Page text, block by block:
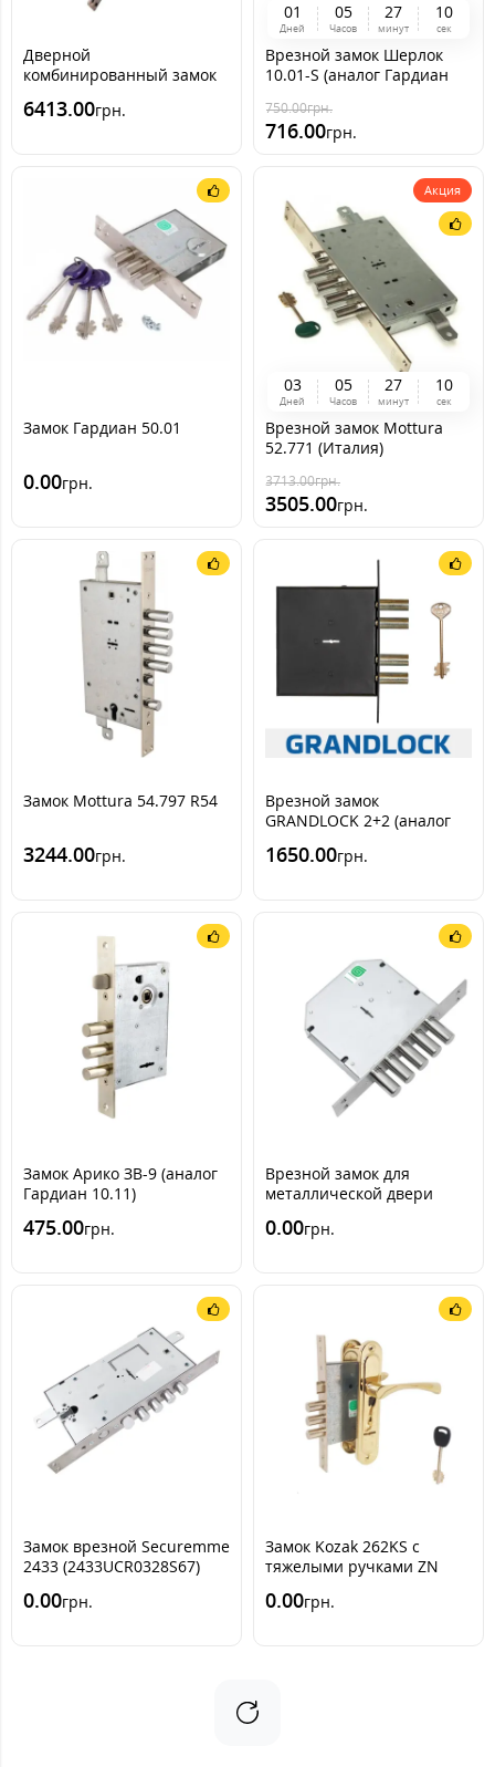
Дверной
комбинированный замок
(Италия)
6413.00грн.
01
Дней
05
Часов
27
минут
09
сек
Врезной замок Шерлок
10.01-S (аналог Гардиан
750.00грн.
716.00грн.
Замок Гардиан 50.01
0.00грн.
Акция
03
Дней
05
Часов
27
минут
09
сек
Врезной замок Mottura
52.771 (Италия)
3713.00грн.
3505.00грн.
Замок Mottura 54.797 R54
3244.00грн.
Врезной замок
GRANDLOCK 2+2 (аналог
1650.00грн.
Замок Арико ЗВ-9 (аналог
Гардиан 10.11)
475.00грн.
Врезной замок для
металлической двери
0.00грн.
Замок врезной Securemme
2433 (2433UCR0328S67)
0.00грн.
Замок Kozak 262KS с
тяжелыми ручками ZN
0.00грн.